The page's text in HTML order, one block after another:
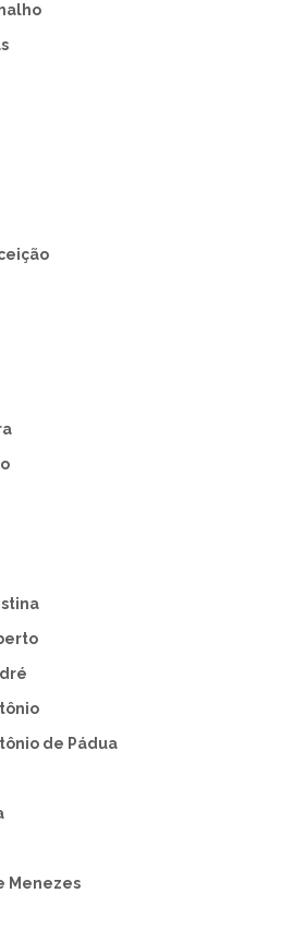
de Pádua
Menezes